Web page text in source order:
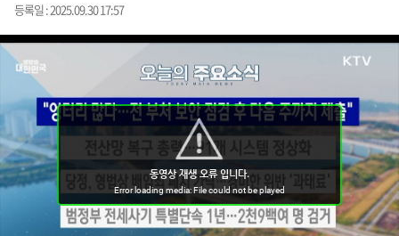
등록일 : 2025.09.30 17:57